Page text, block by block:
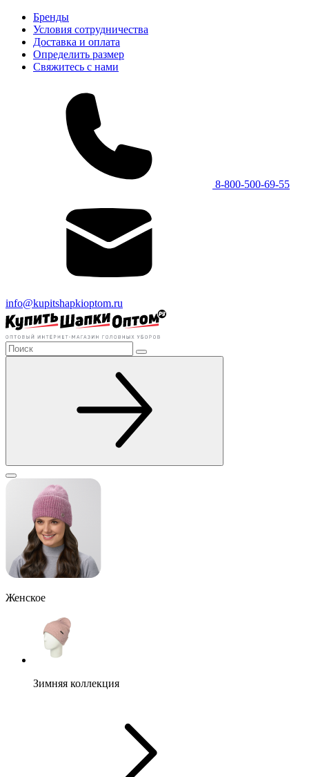
Бренды
Условия сотрудничества
Доставка и оплата
Определить размер
Свяжитесь с нами
8-800-500-69-55
info@kupitshapkioptom.ru
Женское
Зимняя коллекция